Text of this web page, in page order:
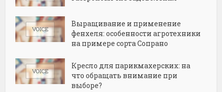
Выращивание и применение
фенхеля: особенности агротехники
на примере сорта Сопрано
Кресло для парикмахерских: на
что обращать внимание при
выборе?